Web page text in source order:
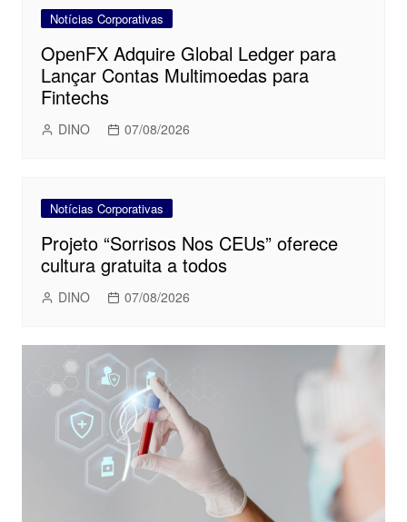
Notícias Corporativas
OpenFX Adquire Global Ledger para
Lançar Contas Multimoedas para
Fintechs
DINO 07/08/2026
Notícias Corporativas
Projeto “Sorrisos Nos CEUs” oferece
cultura gratuita a todos
DINO 07/08/2026